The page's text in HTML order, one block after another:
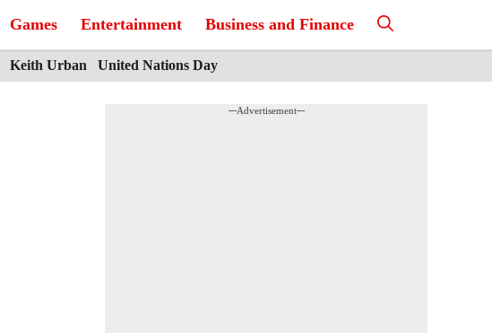
Games Entertainment Business and Finance
Keith Urban United Nations Day
---Advertisement---